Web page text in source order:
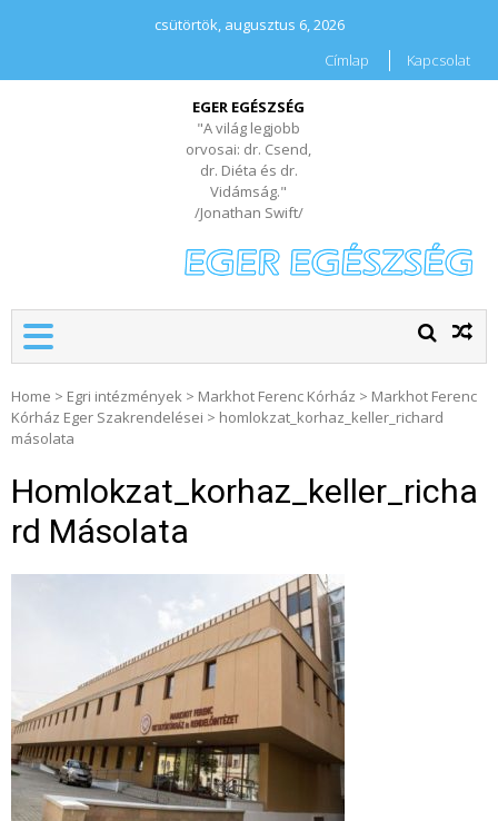
csütörtök, augusztus 6, 2026
Címlap
Kapcsolat
EGER EGÉSZSÉG
"A világ legjobb
orvosai: dr. Csend,
dr. Diéta és dr.
Vidámság."
/Jonathan Swift/
Home > Egri intézmények > Markhot Ferenc Kórház > Markhot Ferenc
Kórház Eger Szakrendelései > homlokzat_korhaz_keller_richard
másolata
Homlokzat_korhaz_keller_richa
Rd Másolata